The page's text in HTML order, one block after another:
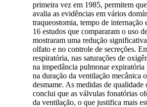
primeira vez em 1985, permitem
avalia as evidências em vários
traqueostomia, tempo de
16 estudos que compararam o uso
mostraram uma redução
olfato e no controle de secreções.
respiratória, nas saturações de
na impedância pulmonar
na duração da ventilação mecânica
desmame. As medidas de
conclui que as válvulas fonatórias
da ventilação, o que justifica mais